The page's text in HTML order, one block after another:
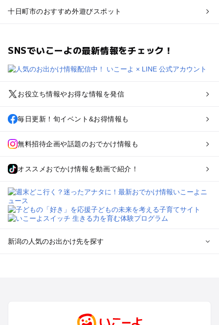
十日町市のおすすめ外遊びスポット
SNSでいこーよの最新情報をチェック！
お役立ち情報やお得な情報を発信
毎日更新！旬イベント&お得情報も
無料招待企画や話題のおでかけ情報も
オススメおでかけ情報を動画で紹介！
新潟の人気のお出かけ先を探す
越後湯沢・苗場のプールお出かけ